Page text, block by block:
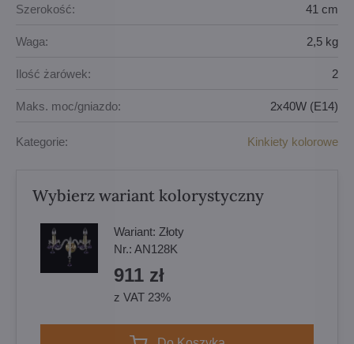
Szerokość: 41 cm
Waga: 2,5 kg
Ilość żarówek: 2
Maks. moc/gniazdo: 2x40W (E14)
Kategorie: Kinkiety kolorowe
Wybierz wariant kolorystyczny
Wariant: Złoty
Nr.: AN128K
911 zł
z VAT 23%